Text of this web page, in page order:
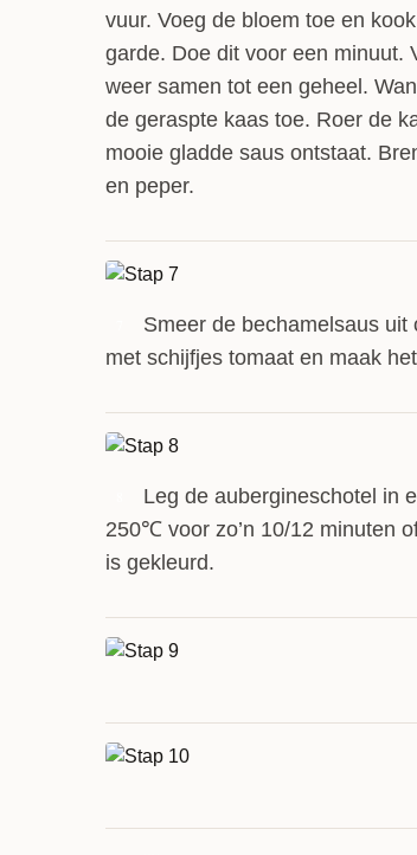
vuur. Voeg de bloem toe en
garde. Doe dit voor een minuut.
weer samen tot een geheel.
de geraspte kaas toe. Roer de
mooie gladde saus ontstaat.
en peper.
Smeer de bechamelsaus
met schijfjes tomaat en maak
Leg de aubergineschotel in
250℃ voor zo’n 10/12 minuten
is gekleurd.